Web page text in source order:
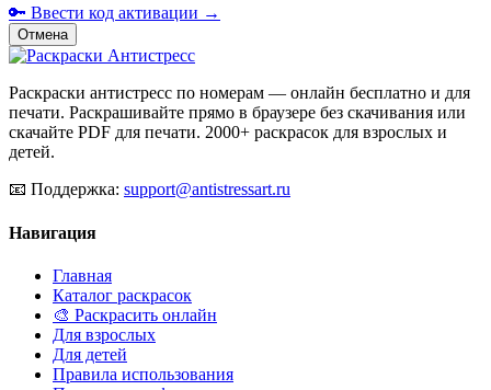
🔑 Ввести код активации →
Отмена
Раскраски антистресс по номерам — онлайн бесплатно и для
печати. Раскрашивайте прямо в браузере без скачивания или
скачайте PDF для печати. 2000+ раскрасок для взрослых и
детей.
📧 Поддержка: support@antistressart.ru
Навигация
Главная
Каталог раскрасок
🎨 Раскрасить онлайн
Для взрослых
Для детей
Правила использования